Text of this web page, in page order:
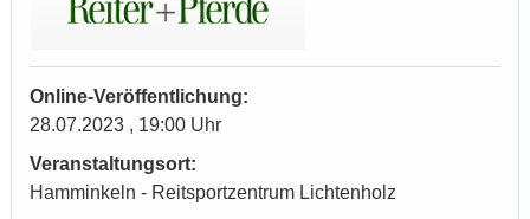
Online-Veröffentlichung:
28.07.2023 , 19:00 Uhr
Veranstaltungsort:
Hamminkeln - Reitsportzentrum Lichtenholz